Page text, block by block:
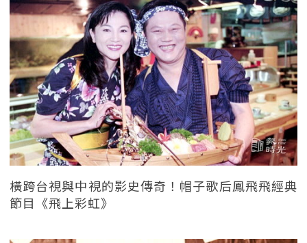
橫跨台視與中視的影史傳奇！帽子歌后鳳飛飛經典
節目《飛上彩虹》